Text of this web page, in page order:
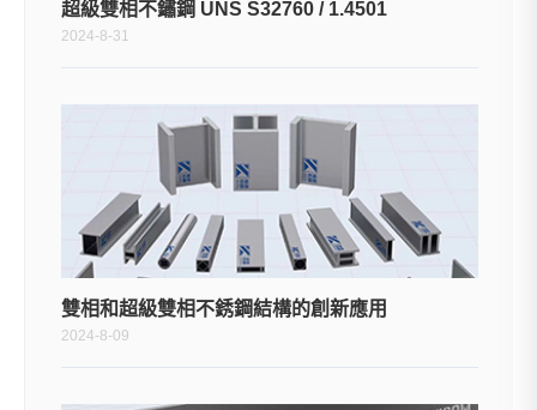
超級雙相不鏽鋼 UNS S32760 / 1.4501
2024-8-31
雙相和超級雙相不銹鋼結構的創新應用
2024-8-09